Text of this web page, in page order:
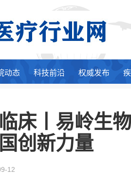
动态 科技前沿 权威发布
床丨易岭生
创新力量
12